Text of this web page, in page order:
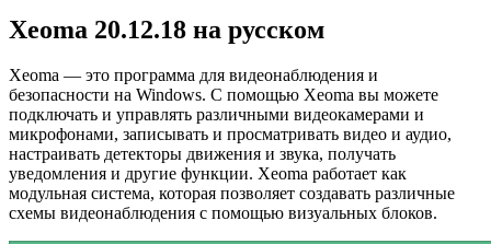
Xeoma 20.12.18 на русском
Xeoma — это программа для видеонаблюдения и
безопасности на Windows. С помощью Xeoma вы можете
подключать и управлять различными видеокамерами и
микрофонами, записывать и просматривать видео и аудио,
настраивать детекторы движения и звука, получать
уведомления и другие функции. Xeoma работает как
модульная система, которая позволяет создавать различные
схемы видеонаблюдения с помощью визуальных блоков.